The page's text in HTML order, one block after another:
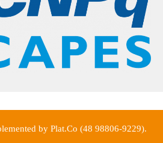
by Plat.Co (48 98806-9229).